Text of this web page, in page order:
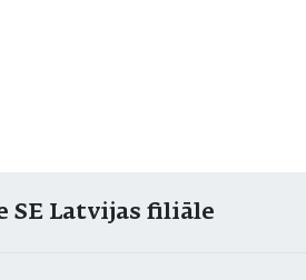
SE Latvijas filiāle